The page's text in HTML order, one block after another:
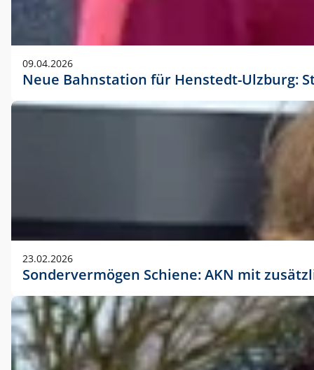
09.04.2026
Neue Bahnstation für Henstedt-Ulzburg:
23.02.2026
Sondervermögen Schiene: AKN mit